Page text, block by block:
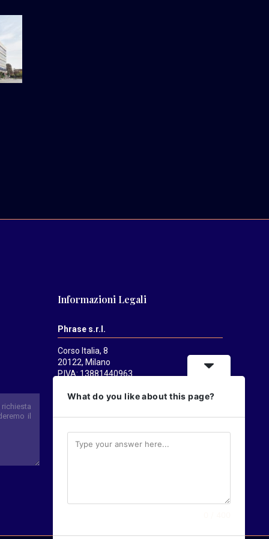
Informazioni Legali
Phrase s.r.l.
Corso Italia, 8
20122, Milano
P.IVA: 13881440963
Mediatrendsè una testata registrata
Direttore responsabile:Alessandro
Direttore editoriale:Carlo Castorina
What do you like about this page?